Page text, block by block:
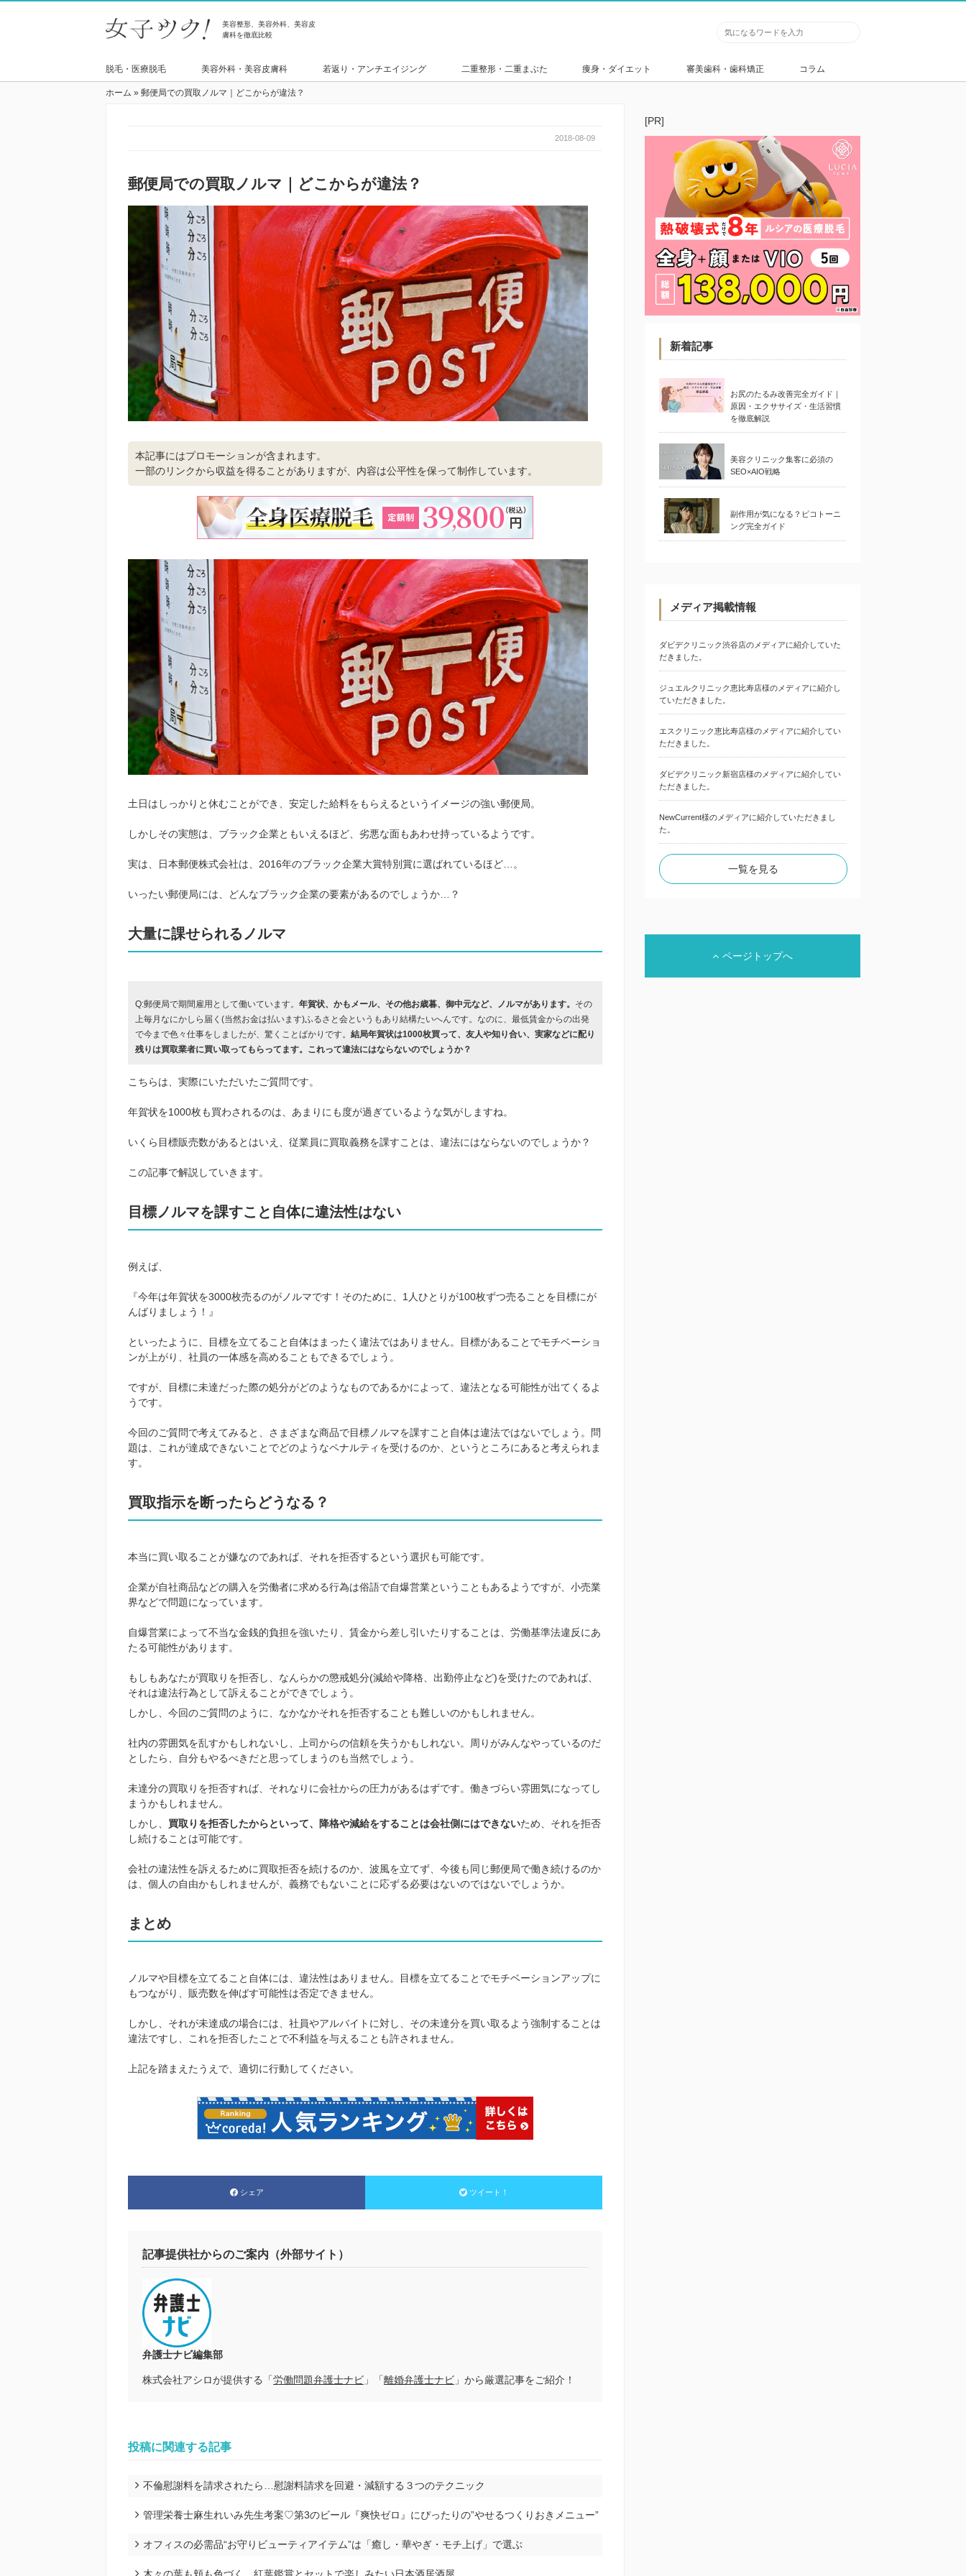
美容整形、美容外科、美容皮
膚科を徹底比較
脱毛・医療脱毛 美容外科・美容皮膚科 若返り・アンチエイジング 二重整形・二重まぶた 痩身・ダイエット 審美歯科・歯科矯正 コラム
ホーム » 郵便局での買取ノルマ｜どこからが違法？
2018-08-09
郵便局での買取ノルマ｜どこからが違法？
本記事にはプロモーションが含まれます。
一部のリンクから収益を得ることがありますが、内容は公平性を保って制作しています。
土日はしっかりと休むことができ、安定した給料をもらえるというイメージの強い郵便局。
しかしその実態は、ブラック企業ともいえるほど、劣悪な面もあわせ持っているようです。
実は、日本郵便株式会社は、2016年のブラック企業大賞特別賞に選ばれているほど…。
いったい郵便局には、どんなブラック企業の要素があるのでしょうか…？
大量に課せられるノルマ
Q:郵便局で期間雇用として働いています。 年賀状、かもメール、その他お歳暮、御中元など、ノルマがあります。 その
上毎月なにかしら届く(当然お金は払います)ふるさと会というもあり結構たいへんです。なのに、最低賃金からの出発
で今まで色々仕事をしましたが、驚くことばかりです。 結局年賀状は1000枚買って、友人や知り合い、実家などに配り
残りは買取業者に買い取ってもらってます。これって違法にはならないのでしょうか？
こちらは、実際にいただいたご質問です。
年賀状を1000枚も買わされるのは、あまりにも度が過ぎているような気がしますね。
いくら目標販売数があるとはいえ、従業員に買取義務を課すことは、違法にはならないのでしょうか？
この記事で解説していきます。
目標ノルマを課すこと自体に違法性はない
例えば、
『今年は年賀状を3000枚売るのがノルマです！そのために、1人ひとりが100枚ずつ売ることを目標にが
んばりましょう！』
といったように、目標を立てること自体はまったく違法ではありません。目標があることでモチベーショ
ンが上がり、社員の一体感を高めることもできるでしょう。
ですが、目標に未達だった際の処分がどのようなものであるかによって、違法となる可能性が出てくるよ
うです。
今回のご質問で考えてみると、さまざまな商品で目標ノルマを課すこと自体は違法ではないでしょう。問
題は、これが達成できないことでどのようなペナルティを受けるのか、というところにあると考えられま
す。
買取指示を断ったらどうなる？
本当に買い取ることが嫌なのであれば、それを拒否するという選択も可能です。
企業が自社商品などの購入を労働者に求める行為は俗語で自爆営業ということもあるようですが、小売業
界などで問題になっています。
自爆営業によって不当な金銭的負担を強いたり、賃金から差し引いたりすることは、労働基準法違反にあ
たる可能性があります。
もしもあなたが買取りを拒否し、なんらかの懲戒処分(減給や降格、出勤停止など)を受けたのであれば、
それは違法行為として訴えることができでしょう。
しかし、今回のご質問のように、なかなかそれを拒否することも難しいのかもしれません。
社内の雰囲気を乱すかもしれないし、上司からの信頼を失うかもしれない。周りがみんなやっているのだ
としたら、自分もやるべきだと思ってしまうのも当然でしょう。
未達分の買取りを拒否すれば、それなりに会社からの圧力があるはずです。働きづらい雰囲気になってし
まうかもしれません。
しかし、 買取りを拒否したからといって、降格や減給をすることは会社側にはできないため、それを拒否
し続けることは可能です。
会社の違法性を訴えるために買取拒否を続けるのか、波風を立てず、今後も同じ郵便局で働き続けるのか
は、個人の自由かもしれませんが、義務でもないことに応ずる必要はないのではないでしょうか。
まとめ
ノルマや目標を立てること自体には、違法性はありません。目標を立てることでモチベーションアップに
もつながり、販売数を伸ばす可能性は否定できません。
しかし、それが未達成の場合には、社員やアルバイトに対し、その未達分を買い取るよう強制することは
違法ですし、これを拒否したことで不利益を与えることも許されません。
上記を踏まえたうえで、適切に行動してください。
シェア ツイート！
記事提供社からのご案内（外部サイト）
弁護士ナビ編集部
株式会社アシロが提供する「労働問題弁護士ナビ 」「離婚弁護士ナビ 」から厳選記事をご紹介！
投稿に関連する記事
不倫慰謝料を請求されたら…慰謝料請求を回避・減額する３つのテクニック
管理栄養士麻生れいみ先生考案♡第3のビール『爽快ゼロ』にぴったりの”やせるつくりおきメニュー”
オフィスの必需品“お守りビューティアイテム”は「癒し・華やぎ・モチ上げ」で選ぶ
[PR]
新着記事
お尻のたるみ改善完全ガイド｜
原因・エクササイズ・生活習慣
を徹底解説
美容クリニック集客に必須の
SEO×AIO戦略
副作用が気になる？ピコトーニ
ング完全ガイド
メディア掲載情報
ダビデクリニック渋谷店のメディアに紹介していた
だきました。
ジュエルクリニック恵比寿店様のメディアに紹介し
ていただきました。
エスクリニック恵比寿店様のメディアに紹介してい
ただきました。
ダビデクリニック新宿店様のメディアに紹介してい
ただきました。
NewCurrent様のメディアに紹介していただきまし
た。
一覧を見る
ページトップへ